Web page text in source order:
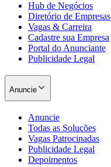
Hub de Negócios
Diretório de Empresas
Vagas & Carreira
Cadastre sua Empresa
Portal do Anunciante
Publicidade Legal
Anuncie
Anuncie
Todas as Soluções
Vagas Patrocinadas
Publicidade Legal
Depoimentos